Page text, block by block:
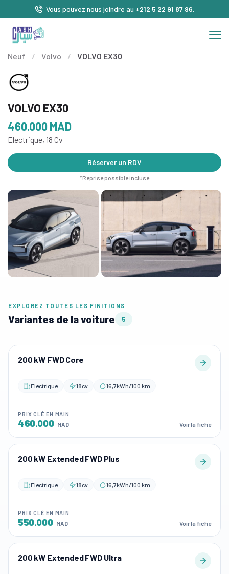
Vous pouvez nous joindre au +212 5 22 91 87 96
Neuf / Volvo / VOLVO EX30
VOLVO EX30
460.000MAD
Electrique, 18 Cv
Réserver un RDV
*Reprise possible incluse
EXPLOREZ TOUTES LES FINITIONS
Variantes de la voiture 5
200 kW FWD Core
Electrique 18cv 16,7kWh/100 km
PRIX CLÉ EN MAIN
460.000 MAD Voir la fiche
200 kW Extended FWD Plus
Electrique 18cv 16,7kWh/100 km
PRIX CLÉ EN MAIN
550.000 MAD Voir la fiche
200 kW Extended FWD Ultra